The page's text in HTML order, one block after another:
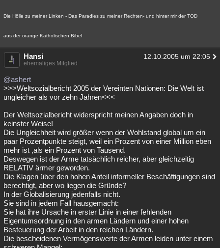
Die Hölle zu meiner Linken - Das Paradies zu meiner Rechten- und hinter mir der TOD
aus der orange Katholischen Bibel
Hansi 12.10.2005 um 22:05
ehemaliges Mitglied
@ashert
>>>Weltsozialbericht 2005 der Vereinten Nationen: Die Welt ist
ungleicher als vor zehn Jahren<<<
Der Weltsozialbericht widerspricht meinen Angaben doch in
keinster Weise!
Die Ungleichheit wird größer wenn der Wohlstand global um ein
paar Prozentpunkte steigt, weil ein Prozent von einer Million eben
mehr ist ,als ein Prozent von Tausend.
Deswegen ist der Arme tatsächlich reicher, aber gleichzeitig
RELATIV ärmer geworden.
Die Klagen über den hohen Anteil informeller Beschäftigungen sind
berechtigt, aber wo liegen die Gründe?
In der Globalisierung jedenfalls nicht.
Sie sind in jedem Fall hausgemacht:
Sie hat ihre Ursache in erster Linie in einer fehlenden
Eigentumsordnung in den armen Ländern und einer hohen
Besteuerung der Arbeit in den reichen Ländern.
Die bescheidenen Vermögenswerte der Armen leiden unter einem